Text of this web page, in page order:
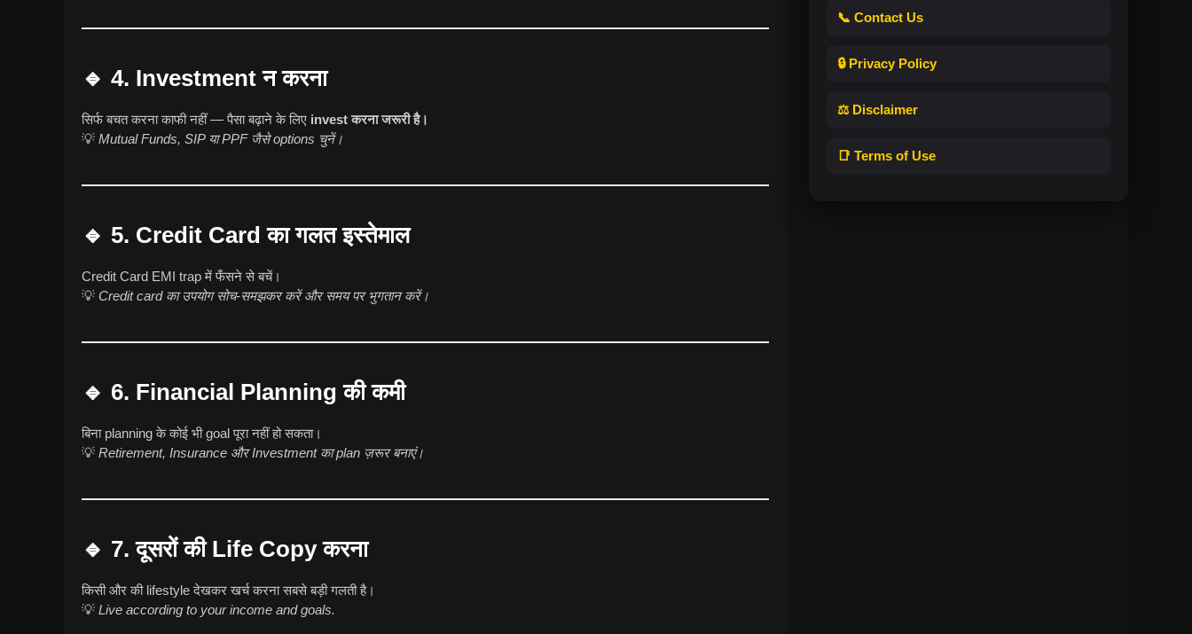
🔹 4. Investment न करना
सिर्फ बचत करना काफी नहीं — पैसा बढ़ाने के लिए invest करना जरूरी है।
💡 Mutual Funds, SIP या PPF जैसे options चुनें।
🔹 5. Credit Card का गलत इस्तेमाल
Credit Card EMI trap में फँसने से बचें।
💡 Credit card का उपयोग सोच-समझकर करें और समय पर भुगतान करें।
🔹 6. Financial Planning की कमी
बिना planning के कोई भी goal पूरा नहीं हो सकता।
💡 Retirement, Insurance और Investment का plan ज़रूर बनाएं।
🔹 7. दूसरों की Life Copy करना
किसी और की lifestyle देखकर खर्च करना सबसे बड़ी गलती है।
💡 Live according to your income and goals.
📞 Contact Us
🔒 Privacy Policy
⚖️ Disclaimer
📑 Terms of Use